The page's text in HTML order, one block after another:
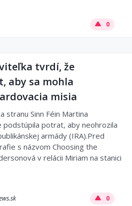
0
tvrdí, že
aby sa mohla
misia
stranu Sinn Féin Martina
podstúpila potrat, aby neohrozila
armády (IRA).Pred
s názvom Choosing the
v relácii Miriam na stanici
0